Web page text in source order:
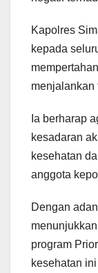
Kapolres
kepada
menjalankan
Ia berharap
kesadaran
kesehatan
anggota
Dengan
program
kesehatan